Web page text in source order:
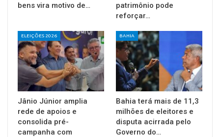
bens vira motivo de…
patrimônio pode
reforçar…
ELEIÇÕES 2026
Jânio Júnior amplia
rede de apoios e
consolida pré-
campanha com
BAHIA
Bahia terá mais de 11,3
milhões de eleitores e
disputa acirrada pelo
Governo do…